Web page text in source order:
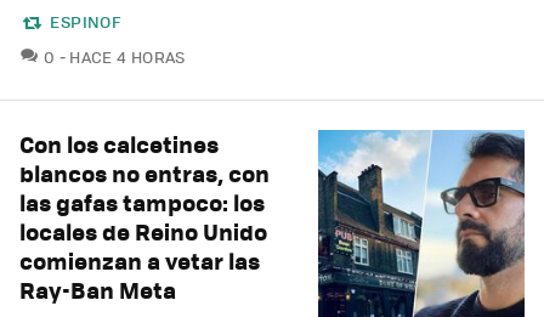
ESPINOF
0 COMENTARIOS
HACE 4 HORAS
Con los calcetines
blancos no entras, con
las gafas tampoco: los
locales de Reino Unido
comienzan a vetar las
Ray-Ban Meta